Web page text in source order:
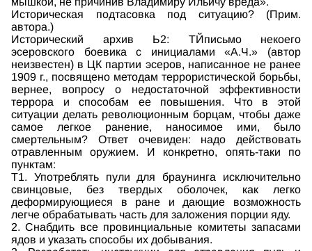
Историческая подтасовка под ситуацию? (Прим.
автора.)
Исторический архив Ь2: ТЙписьмо некоего
эсеровского боевика с инициалами «А.Ч.» (автор
неизвестен) в ЦК партии эсеров, написанное не ранее
1909 г., посвящено методам террористической борьбы,
вернее, вопросу о недостаточной эффективности
террора и способам ее повышения. Что в этой
ситуации делать революционным борцам, чтобы даже
самое легкое ранение, наносимое ими, было
смертельным? Ответ очевиден: надо действовать
отравленным оружием. И конкретно, опять-таки по
пунктам:
Т1. Употреблять пули для браунинга исключительно
свинцовые, без твердых оболочек, как легко
деформирующиеся в ране и дающие возможность
легче обрабатывать часть для заложения порции яду.
2. Снабдить все провинциальные комитеты запасами
ядов и указать способы их добывания.